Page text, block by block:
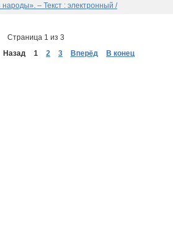
– Текст : электронный /
Страница 1 из 3
Назад 1 2 3 Вперёд В конец